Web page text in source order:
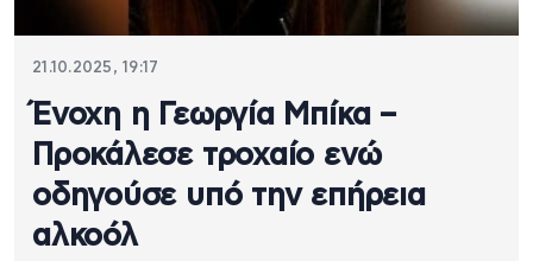
21.10.2025, 19:17
Ένοχη η Γεωργία Μπίκα –
Προκάλεσε τροχαίο ενώ
οδηγούσε υπό την επήρεια
αλκοόλ